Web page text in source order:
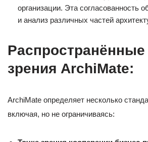
организации. Эта согласованность
и анализ различных частей
Распространённые
зрения ArchiMate:
ArchiMate определяет несколько
включая, но не ограничиваясь: